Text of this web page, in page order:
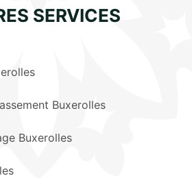
SERVICES
Buxerolles
Buxerolles